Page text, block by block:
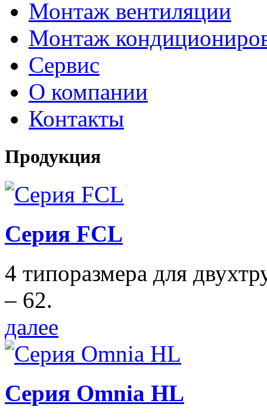
Монтаж вентиляции
Монтаж
Сервис
О компании
Контакты
Продукция
Серия FCL
4 типоразмера для
– 62.
далее
Серия Omnia HL